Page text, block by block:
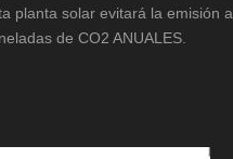
planta solar evitará la emisión a
de CO2 ANUALES.